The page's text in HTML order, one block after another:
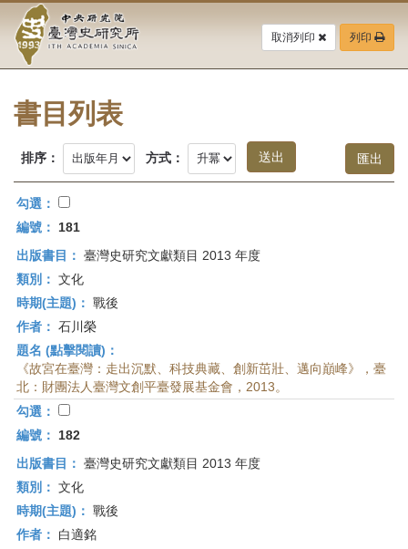
要
中
央
研
究
院-
臺
灣
史
研
究
所-
首
頁
取消列印 列印
書目列表
排序： 方式：
勾選：
編號：
181
出版書目： 臺灣史研究文獻類目 2013 年度
類別： 文化
時期(主題)： 戰後
作者： 石川榮
題名 (點擊閱讀)：
《故宮在臺灣：走出沉默、科技典藏、創新茁壯、邁向巔峰》，臺
北：財團法人臺灣文創平臺發展基金會，2013。
勾選：
編號：
182
出版書目： 臺灣史研究文獻類目 2013 年度
類別： 文化
時期(主題)： 戰後
作者：
白適銘